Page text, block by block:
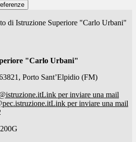
di Istruzione Superiore "Carlo Urbani"
"Carlo Urbani"
Porto Sant’Elpidio (FM)
Link per inviare una mail
Link per inviare una mail